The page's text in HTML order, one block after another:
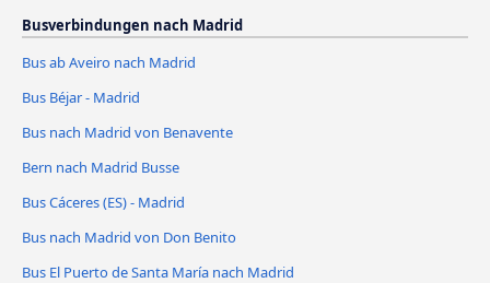
Busverbindungen nach Madrid
Bus ab Aveiro nach Madrid
Bus Béjar - Madrid
Bus nach Madrid von Benavente
Bern nach Madrid Busse
Bus Cáceres‎‎ (ES) - Madrid
Bus nach Madrid von Don Benito
Bus El Puerto de Santa María nach Madrid